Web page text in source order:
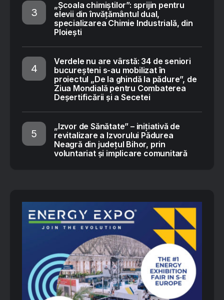
„Școala chimiștilor”: sprijin pentru
elevii din învățământul dual,
specializarea Chimie Industrială, din
Ploiești
Verdele nu are vârstă: 34 de seniori
bucureșteni s-au mobilizat în
proiectul „De la ghindă la pădure”, de
Ziua Mondială pentru Combaterea
Deșertificării și a Secetei
„Izvor de Sănătate” – inițiativă de
revitalizare a Izvorului Pădurea
Neagră din județul Bihor, prin
voluntariat și implicare comunitară